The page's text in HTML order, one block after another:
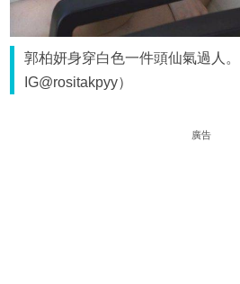
郭柏妍身穿白色一件頭仙氣過人。
IG@rositakpyy）
廣告